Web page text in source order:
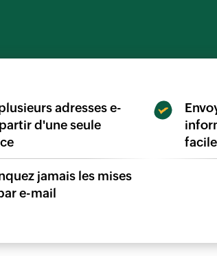
adresses e-
d'une seule
jamais les mises
e-mail